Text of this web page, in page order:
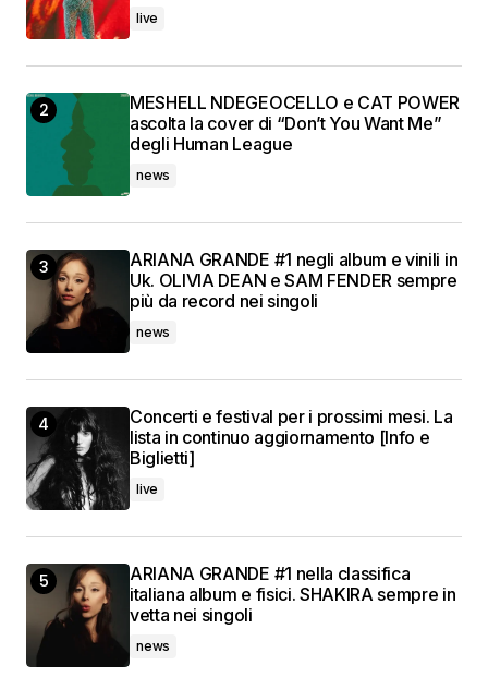
live
MESHELL NDEGEOCELLO e CAT POWER
ascolta la cover di “Don’t You Want Me”
degli Human League
news
ARIANA GRANDE #1 negli album e vinili in
Uk. OLIVIA DEAN e SAM FENDER sempre
più da record nei singoli
news
Concerti e festival per i prossimi mesi. La
lista in continuo aggiornamento [Info e
Biglietti]
live
ARIANA GRANDE #1 nella classifica
italiana album e fisici. SHAKIRA sempre in
vetta nei singoli
news